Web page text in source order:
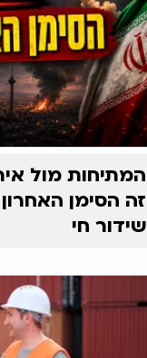
המתיחות מול
זה הסימן
שידור חי